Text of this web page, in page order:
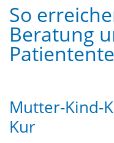
So
Beratung
Mutter-Kind-
Kur